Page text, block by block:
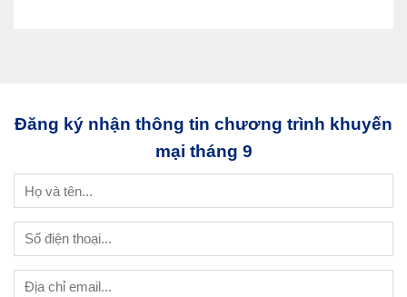
Đăng ký nhận thông tin chương trình khuyến
mại tháng 9